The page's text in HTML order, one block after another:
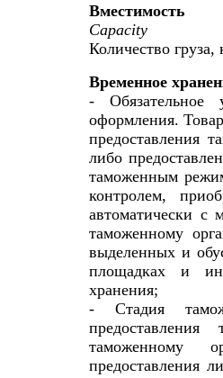
Вместимость
Capacity
Количество
Временное
- Обязательное
оформления.
предоставления
либо
таможенным
контролем,
автоматически с
таможенному
выделенных и
площадках и
хранения;
- Стадия
таможенному
предоставления